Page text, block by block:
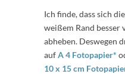
Ich finde, dass sich
weißem Rand besser
abheben. Deswegen
aufA 4 Fotopapier*
10 x 15 cm